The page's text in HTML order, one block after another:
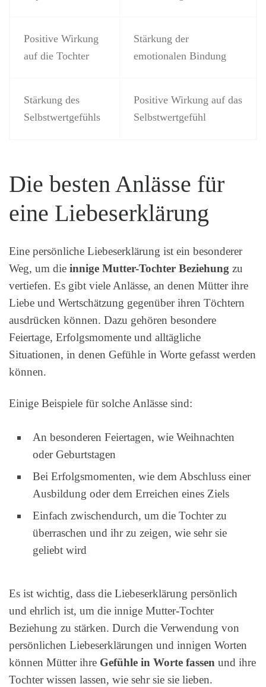
Positive Wirkung
auf die Tochter
Stärkung der
emotionalen Bindung
Stärkung des
Selbstwertgefühls
Positive Wirkung auf das
Selbstwertgefühl
Die besten Anlässe für
eine Liebeserklärung
Eine persönliche Liebeserklärung ist ein besonderer
Weg, um die innige Mutter-Tochter Beziehung zu
vertiefen. Es gibt viele Anlässe, an denen Mütter ihre
Liebe und Wertschätzung gegenüber ihren Töchtern
ausdrücken können. Dazu gehören besondere
Feiertage, Erfolgsmomente und alltägliche
Situationen, in denen Gefühle in Worte gefasst werden
können.
Einige Beispiele für solche Anlässe sind:
An besonderen Feiertagen, wie Weihnachten
oder Geburtstagen
Bei Erfolgsmomenten, wie dem Abschluss einer
Ausbildung oder dem Erreichen eines Ziels
Einfach zwischendurch, um die Tochter zu
überraschen und ihr zu zeigen, wie sehr sie
geliebt wird
Es ist wichtig, dass die Liebeserklärung persönlich
und ehrlich ist, um die innige Mutter-Tochter
Beziehung zu stärken. Durch die Verwendung von
persönlichen Liebeserklärungen und innigen Worten
können Mütter ihre Gefühle in Worte fassen und ihre
Tochter wissen lassen, wie sehr sie sie lieben.